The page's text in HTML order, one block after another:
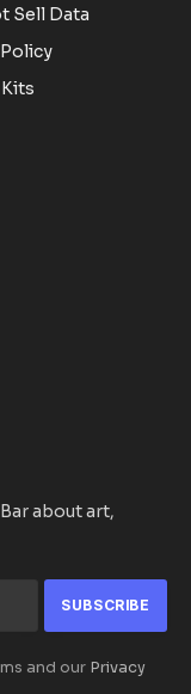
Sell Data
about art,
and our Privacy